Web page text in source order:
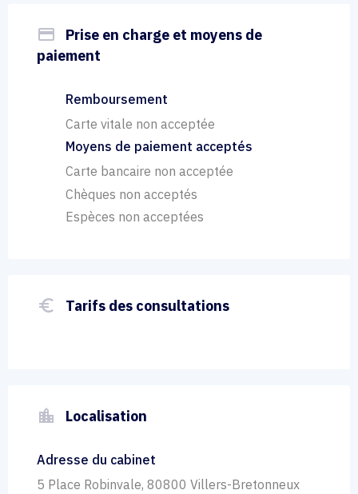
payment
Prise en charge et moyens de
paiement
Remboursement
Carte vitale non acceptée
Moyens de paiement acceptés
Carte bancaire non acceptée
Chèques non acceptés
Espèces non acceptées
euro_symbol Tarifs des consultations
location_city Localisation
Adresse du cabinet
5 Place Robinvale, 80800 Villers-Bretonneux